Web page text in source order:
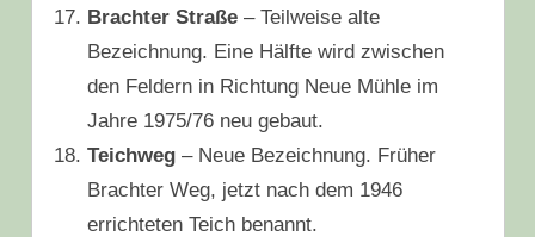
Brachter Straße – Teilweise alte
Bezeichnung. Eine Hälfte wird zwischen
den Feldern in Richtung Neue Mühle im
Jahre 1975/76 neu gebaut.
Teichweg– Neue Bezeichnung. Früher
Brachter Weg, jetzt nach dem 1946
errichteten Teich benannt.